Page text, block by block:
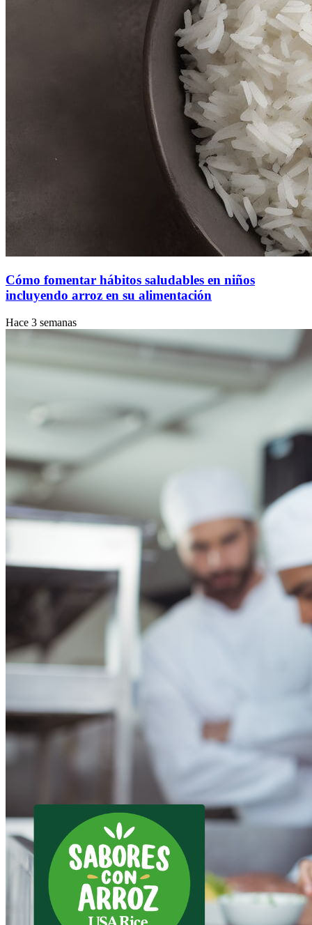
Cómo fomentar hábitos saludables en niños
incluyendo arroz en su alimentación
Hace 3 semanas